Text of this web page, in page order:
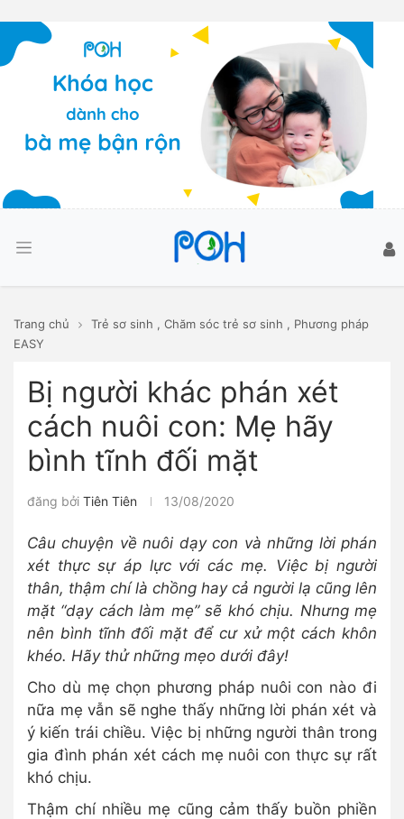
Trang chủ Trẻ sơ sinh , Chăm sóc trẻ sơ sinh , Phương pháp
EASY
Bị người khác phán xét
cách nuôi con: Mẹ hãy
bình tĩnh đối mặt
đăng bởi Tiên Tiên 13/08/2020
Câu chuyện về nuôi dạy con và những lời phán
xét thực sự áp lực với các mẹ. Việc bị người
thân, thậm chí là chồng hay cả người lạ cũng lên
mặt “dạy cách làm mẹ” sẽ khó chịu. Nhưng mẹ
nên bình tĩnh đối mặt để cư xử một cách khôn
khéo. Hãy thử những mẹo dưới đây!
Cho dù mẹ chọn phương pháp nuôi con nào đi
nữa mẹ vẫn sẽ nghe thấy những lời phán xét và
ý kiến trái chiều. Việc bị những người thân trong
gia đình phán xét cách mẹ nuôi con thực sự rất
khó chịu.
Thậm chí nhiều mẹ cũng cảm thấy buồn phiền